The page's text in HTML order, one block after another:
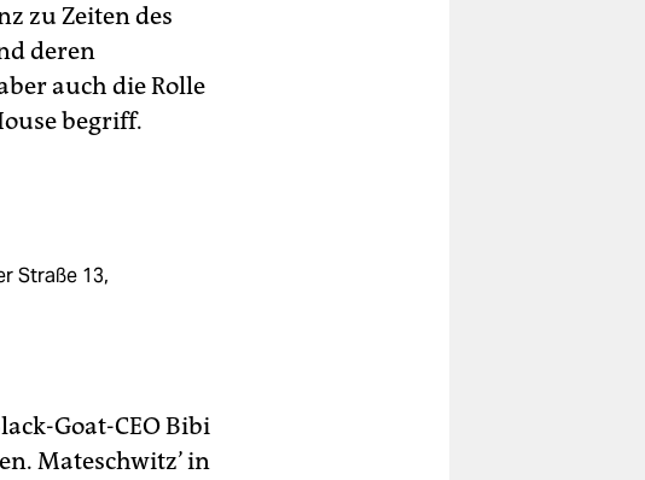
zu Zeiten des
deren
auch die Rolle
begriff.
Straße 13,
Goat-CEO Bibi
Mateschwitz’ in